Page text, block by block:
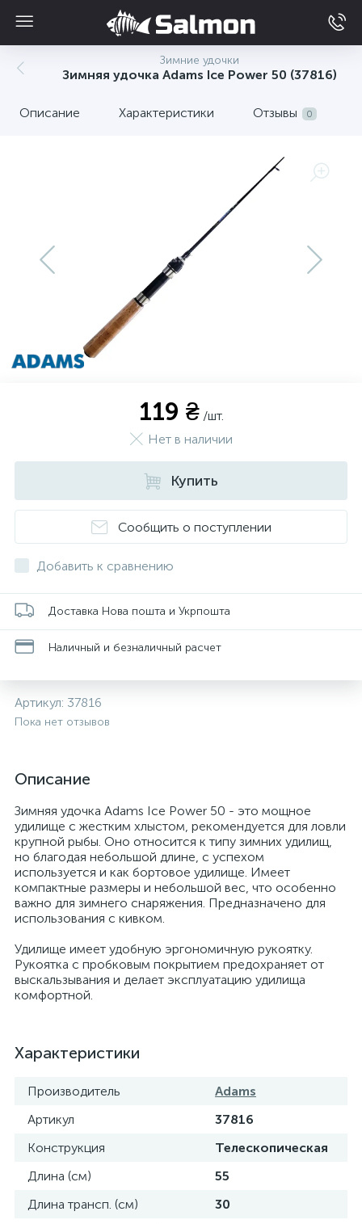
Зимние удочки
Зимняя удочка Adams Ice Power 50 (37816)
Описание Характеристики Отзывы 0
119 ₴ /шт.
Нет в наличии
Купить
Сообщить о поступлении
Добавить к сравнению
Доставка Нова пошта и Укрпошта
Наличный и безналичный расчет
Артикул: 37816
Пока нет отзывов
Описание
Зимняя удочка Adams Ice Power 50 - это мощное
удилище с жестким хлыстом, рекомендуется для ловли
крупной рыбы. Оно относится к типу зимних удилищ,
но благодая небольшой длине, с успехом
используется и как бортовое удилище. Имеет
компактные размеры и небольшой вес, что особенно
важно для зимнего снаряжения. Предназначено для
использования с кивком.
Удилище имеет удобную эргономичную рукоятку.
Рукоятка с пробковым покрытием предохраняет от
выскальзывания и делает эксплуатацию удилища
комфортной.
Характеристики
Производитель
Adams
Артикул
37816
Конструкция
Телескопическая
Длина (см)
55
Длина трансп. (см)
30